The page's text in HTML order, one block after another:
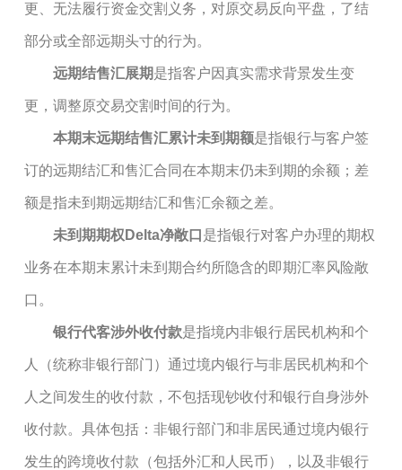
更、无法履行资金交割义务，对原交易反向平盘，了结
部分或全部远期头寸的行为。
远期结售汇展期是指客户因真实需求背景发生变
更，调整原交易交割时间的行为。
本期末远期结售汇累计未到期额是指银行与客户签
订的远期结汇和售汇合同在本期末仍未到期的余额；差
额是指未到期远期结汇和售汇余额之差。
未到期期权 Delta净敞口 是指银行对客户办理的期权
业务在本期末累计未到期合约所隐含的即期汇率风险敞
口。
银行代客涉外收付款是指境内非银行居民机构和个
人（统称非银行部门）通过境内银行与非居民机构和个
人之间发生的收付款，不包括现钞收付和银行自身涉外
收付款。具体包括：非银行部门和非居民通过境内银行
发生的跨境收付款（包括外汇和人民币），以及非银行